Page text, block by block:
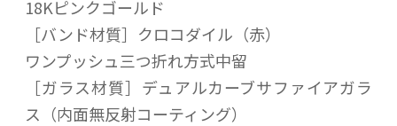
18Kピンクゴールド
［バンド材質］クロコダイル（赤）
ワンプッシュ三つ折れ方式中留
［ガラス材質］デュアルカーブサファイアガラ
ス（内面無反射コーティング）